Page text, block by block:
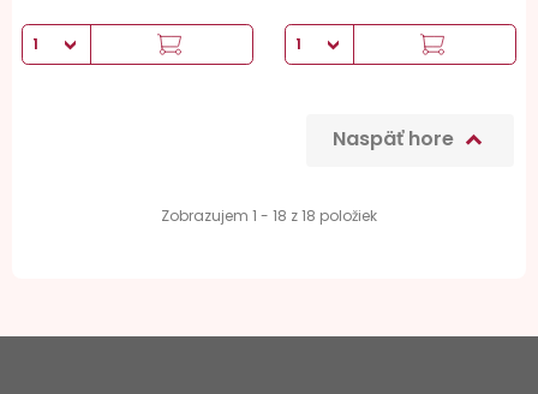
Naspäť hore 
Zobrazujem 1 - 18 z 18 položiek